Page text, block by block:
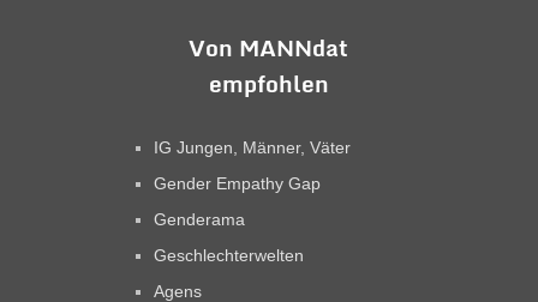
Von MANNdat
empfohlen
IG Jungen, Männer, Väter
Gender Empathy Gap
Genderama
Geschlechterwelten
Agens